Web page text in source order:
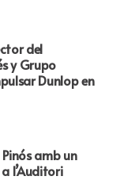
del
y Grupo
Dunlop en
Pinós amb un
l’Auditori